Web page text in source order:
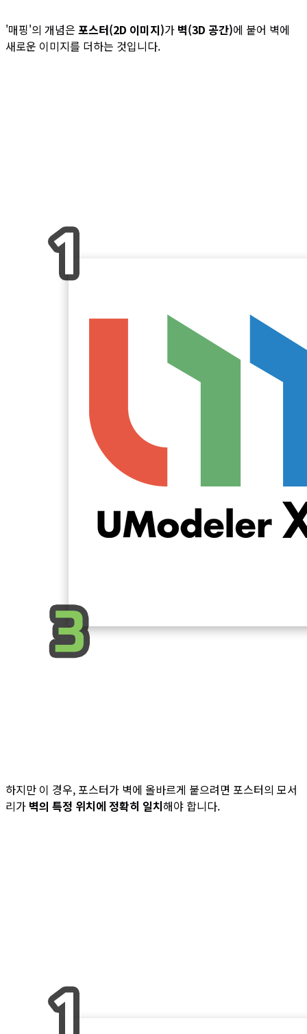
'매핑'의 개념은 포스터(2D 이미지)가 벽(3D 공간)에 붙어 벽에
새로운 이미지를 더하는 것입니다.
하지만 이 경우, 포스터가 벽에 올바르게 붙으려면 포스터의 모서
리가 벽의 특정 위치에 정확히 일치해야 합니다.